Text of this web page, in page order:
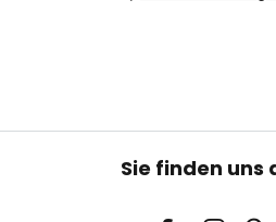
Sie finden uns